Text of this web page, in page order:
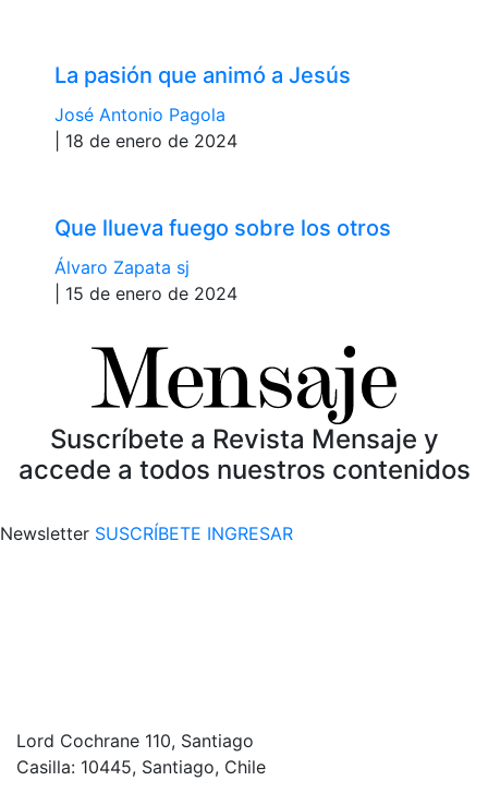
La pasión que animó a Jesús
José Antonio Pagola
| 18 de enero de 2024
Que llueva fuego sobre los otros
Álvaro Zapata sj
| 15 de enero de 2024
Suscríbete a Revista Mensaje y
accede a todos nuestros contenidos
Newsletter SUSCRÍBETE INGRESAR
Lord Cochrane 110, Santiago
Casilla: 10445, Santiago, Chile